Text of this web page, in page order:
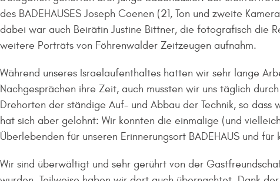
des BADEHAUSES Joseph Coenen (21, Ton und zweite
dabei war auch Beirätin Justine Bittner, die fotografisch die
weitere Porträts von Föhrenwalder Zeitzeugen aufnahm.
Während unseres Israelaufenthaltes hatten wir sehr lange
Nachgesprächen ihre Zeit, auch mussten wir uns täglich
Drehorten der ständige Auf- und Abbau der Technik, so
hat sich aber gelohnt: Wir konnten die einmalige (und
Überlebenden für unseren Erinnerungsort BADEHAUS und
Wir sind überwältigt und sehr gerührt von der